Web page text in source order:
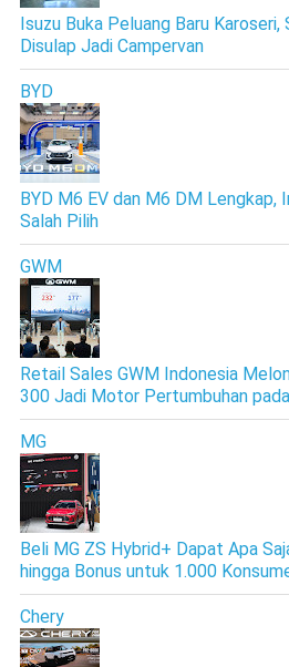
Isuzu Buka Peluang Baru Karoseri,
Disulap Jadi Campervan
BYD
BYD M6 EV dan M6 DM Lengkap,
Salah Pilih
GWM
Retail Sales GWM Indonesia
300 Jadi Motor Pertumbuhan
MG
Beli MG ZS Hybrid+ Dapat Apa
hingga Bonus untuk 1.000
Chery